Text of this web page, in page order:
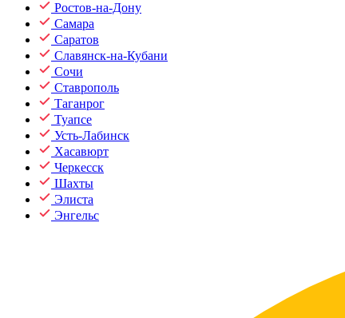
Ростов-на-Дону
Самара
Саратов
Славянск-на-Кубани
Сочи
Ставрополь
Таганрог
Туапсе
Усть-Лабинск
Хасавюрт
Черкесск
Шахты
Элиста
Энгельс